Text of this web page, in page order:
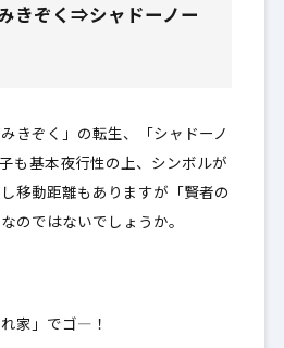
きぞく⇒シャドーノー
きぞく」の転生、「シャドーノ
も基本夜行性の上、シンボルが
移動距離もありますが「賢者の
のではないでしょうか。
家」でゴ―！